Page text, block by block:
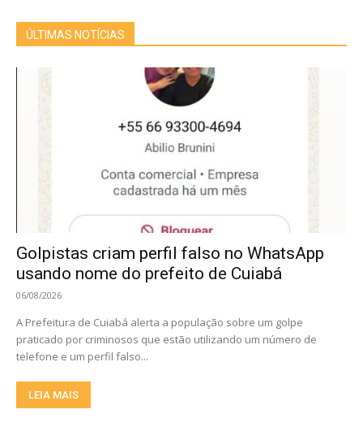
ÚLTIMAS NOTÍCIAS
Golpistas criam perfil falso no WhatsApp
usando nome do prefeito de Cuiabá
06/08/2026
A Prefeitura de Cuiabá alerta a população sobre um golpe
praticado por criminosos que estão utilizando um número de
telefone e um perfil falso...
LEIA MAIS